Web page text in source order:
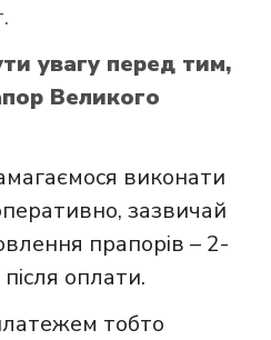
увагу перед тим,
Великого
виконати
зазвичай
прапорів – 2-
оплати.
тобто